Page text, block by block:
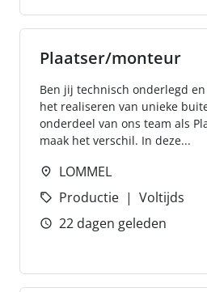
Plaatser/monteur
Ben jij technisch onderlegd
het realiseren van unieke
onderdeel van ons team als
maak het verschil. In deze...
LOMMEL
Productie
Voltijds
22 dagen geleden